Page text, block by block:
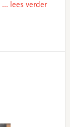
... lees verder